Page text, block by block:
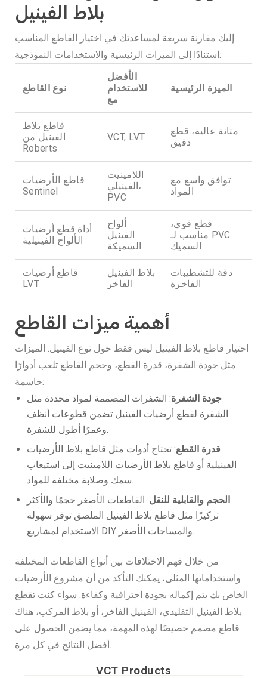
بلاط الفينيل
إليك مقارنة سريعة لمساعدتك في اختيار القاطع المناسب
استنادًا إلى الميزات الرئيسية والاستخدامات النموذجية:
نوع القاطع
الأفضل
للاستخدام
مع
الميزة الرئيسية
قاطع بلاط
الفينيل من
Roberts
VCT, LVT
متانة عالية، قطع
دقيق
قاطع الأرضيات
Sentinel
اللامينيت
الفينيلي،
PVC
توافق واسع مع
المواد
أداة قطع أرضيات
الألواح الفينيلية
ألواح
الفينيل
السميكة
قطع قوي،
مناسب لـ PVC
السميك
قاطع أرضيات
LVT
بلاط الفينيل
الفاخر
دقة للتشطيبات
الفاخرة
أهمية ميزات القاطع
اختيار قاطع بلاط الفينيل ليس فقط حول نوع الفينيل. الميزات
مثل جودة الشفرة، قدرة القطع، وحجم القاطع تلعب أدوارًا
حاسمة:
جودة الشفرة: الشفرات المصممة لمواد محددة مثل
الشفرة لقطع أرضيات الفينيل تضمن قطوعات أنظف
قدرة القطع: تحتاج أدوات مثل قاطع بلاط الأرضيات
الفينيلية أو قاطع بلاط الأرضيات اللامينيت إلى استيعاب
الحجم والقابلية للنقل: القاطعات الأصغر حجمًا والأكثر
تركيزًا مثل قاطع بلاط الفينيل الملصق توفر سهولة
من خلال فهم الاختلافات بين أنواع القاطعات المختلفة
واستخداماتها المثلى، يمكنك التأكد من أن مشروع الأرضيات
الخاص بك يتم إكماله بجودة احترافية وكفاءة. سواء كنت تقطع
بلاط الفينيل التقليدي، الفينيل الفاخر، أو بلاط المركب، هناك
قاطع مصمم خصيصًا لهذه المهمة، مما يضمن الحصول على
VCT Products